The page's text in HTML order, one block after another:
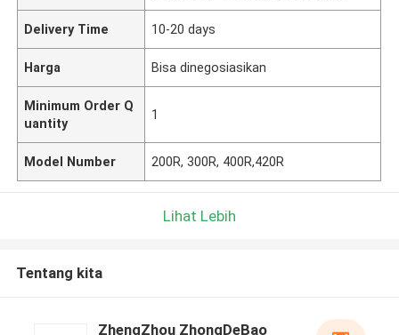
Delivery Time 10-20 days
Harga Bisa dinegosiasikan
Minimum Order Q
uantity
1
Model Number 200R, 300R, 400R,420R
Lihat Lebih
Tentang kita
ZhengZhou ZhongDeBao